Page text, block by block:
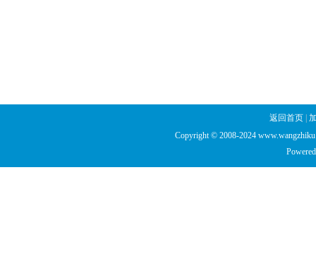
返回首页
Copyright © 2008-2024